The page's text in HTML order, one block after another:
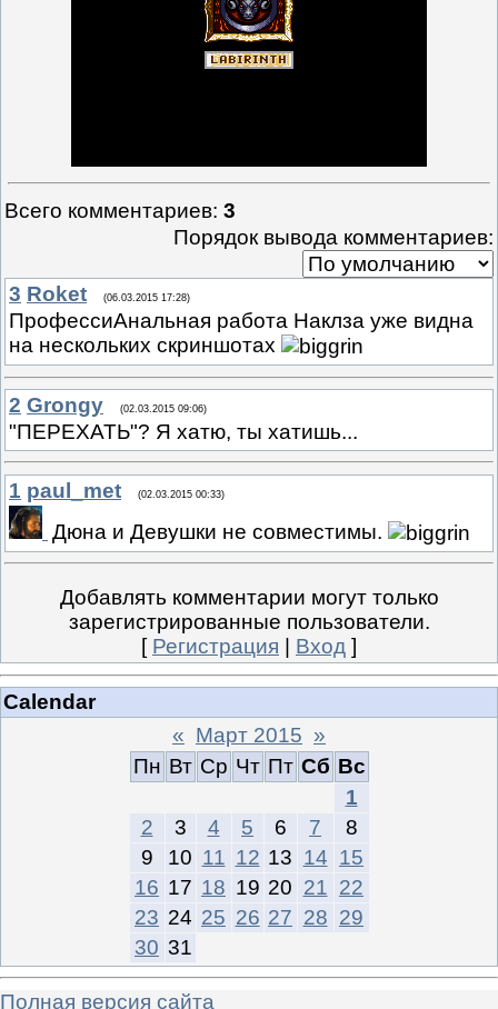
Всего комментариев: 3
Порядок вывода комментариев:
3 Roket (06.03.2015 17:28)
ПрофессиАнальная работа Наклза уже видна
на нескольких скриншотах
2 Grongy (02.03.2015 09:06)
"ПЕРЕХАТЬ"? Я хатю, ты хатишь...
1 paul_met (02.03.2015 00:33)
Дюна и Девушки не совместимы.
Добавлять комментарии могут только
зарегистрированные пользователи.
[ Регистрация Вход ]
Calendar
« Март 2015 »
Пн Вт Ср Чт Пт Сб Вс
1
2
3 4 5 6 7
8
9
10 11 12 13 14 15
16 17 18 19 20 21 22
23 24 25 26 27 28 29
30 31
Полная версия сайта